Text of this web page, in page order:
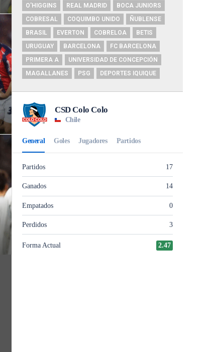
O'HIGGINS
REAL MADRID
BOCA JUNIORS
COBRESAL
COQUIMBO UNIDO
ÑUBLENSE
BRASIL
EVERTON COBRELOA
BETIS
URUGUAY
BARCELONA
FC BARCELONA
PRIMERA A
UNIVERSIDAD DE CONCEPCIÓN
MAGALLANES
PSG DEPORTES IQUIQUE